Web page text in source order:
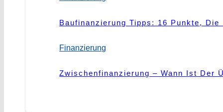
Störung Des Hausfriedens: Droht
Miete|Mieter
Miete Vs. Pacht: Worin Liegen Die
Baufinanzierung Tipps: 16 Punkte,
Finanzierung
Zwischenfinanzierung – Wann Ist Der